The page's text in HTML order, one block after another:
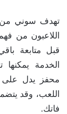
تهدف سوني من
اللاعبون من
قبل متابعة
الخدمة
محفز يدل على
اللعب، وقد
فاتك.